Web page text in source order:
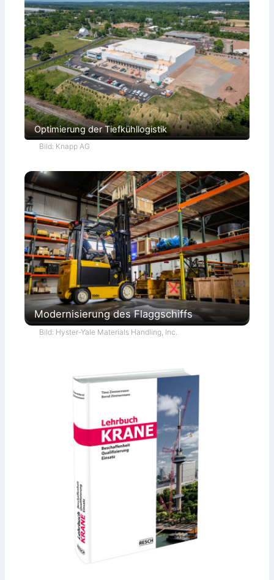
Optimierung der Tiefkühllogistik
Bild: Knapp AG
Modernisierung des Flaggschiffs
Bild: Hyster-Yale Materials Handling, Inc.